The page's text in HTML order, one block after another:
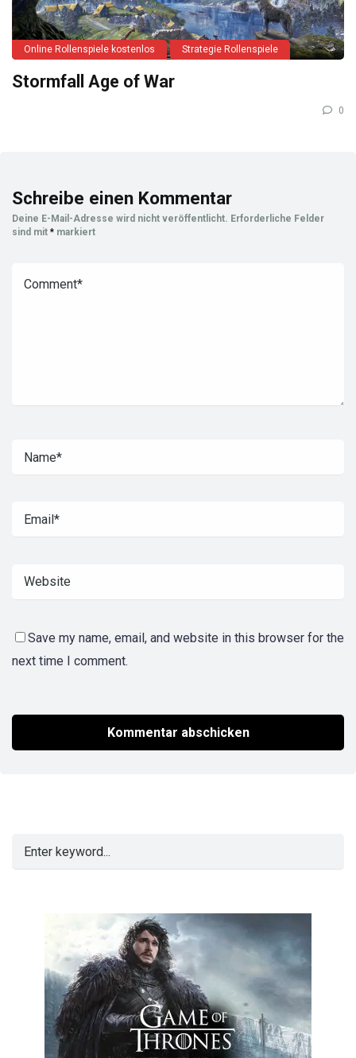
Online Rollenspiele kostenlos Strategie Rollenspiele
Stormfall Age of War
0
Schreibe einen Kommentar
Deine E-Mail-Adresse wird nicht veröffentlicht. Erforderliche Felder
sind mit * markiert
Save my name, email, and website in this browser for the
next time I comment.